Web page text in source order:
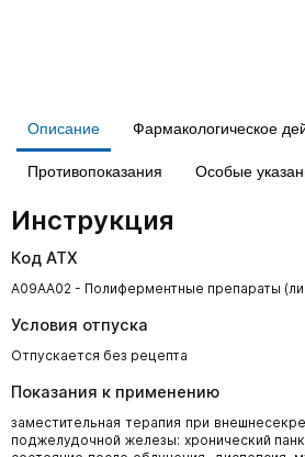
Описание Фармакологическое
Противопоказания Особые
Инструкция
Код АТХ
A09AA02 - Полиферментные препараты
Условия отпуска
Отпускается без рецепта
Показания к применению
заместительная терапия при
поджелудочной железы: хронический